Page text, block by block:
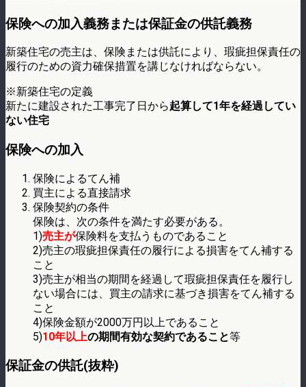
保険への加入義務または保証金の供託義務
新築住宅の売主は、保険または供託により、瑕疵担保責任の
履行のための資力確保措置を講じなければならない。
※新築住宅の定義
新たに建設された工事完了日から起算して1年を経過してい
ない住宅
保険への加入
保険によるてん補
買主による直接請求
保険契約の条件
保険は、次の条件を満たす必要がある。
1)売主が保険料を支払うものであること
2)売主の瑕疵担保責任の履行による損害をてん補する
こと
3)売主が相当の期間を経過して瑕疵担保責任を履行し
ない場合には、買主の請求に基づき損害をてん補する
こと
4)保険金額が2000万円以上であること
5)10年以上の期間有効な契約であること等
保証金の供託(抜粋)